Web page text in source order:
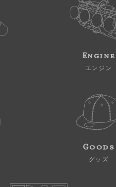
Engine
エンジン
Goods
グッズ